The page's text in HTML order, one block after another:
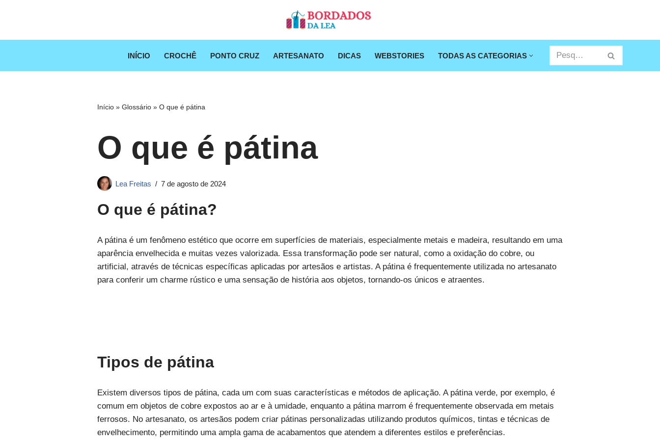
para
INÍCIO CROCHÊ PONTO CRUZ ARTESANATO DICAS WEBSTORIES TODAS AS CATEGORIAS
Início »Glossário »O que é pátina
O que é pátina
Lea Freitas 7 de agosto de 2024
O que é pátina?
A pátina é um fenômeno estético que ocorre em superfícies de materiais, especialmente metais e madeira, resultando em uma
aparência envelhecida e muitas vezes valorizada. Essa transformação pode ser natural, como a oxidação do cobre, ou
artificial, através de técnicas específicas aplicadas por artesãos e artistas. A pátina é frequentemente utilizada no artesanato
para conferir um charme rústico e uma sensação de história aos objetos, tornando-os únicos e atraentes.
Tipos de pátina
Existem diversos tipos de pátina, cada um com suas características e métodos de aplicação. A pátina verde, por exemplo, é
comum em objetos de cobre expostos ao ar e à umidade, enquanto a pátina marrom é frequentemente observada em metais
ferrosos. No artesanato, os artesãos podem criar pátinas personalizadas utilizando produtos químicos, tintas e técnicas de
envelhecimento, permitindo uma ampla gama de acabamentos que atendem a diferentes estilos e preferências.